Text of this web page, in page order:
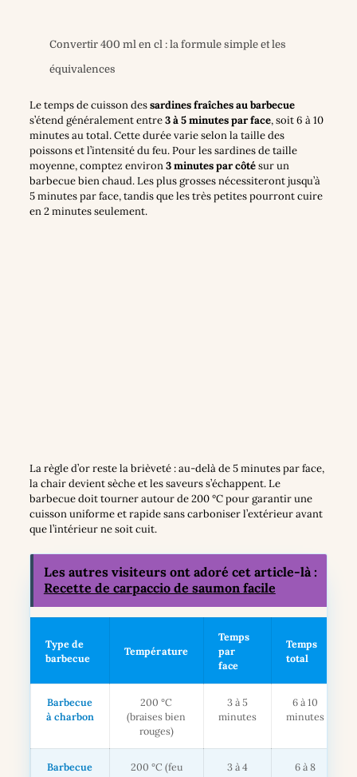
Convertir 400 ml en cl : la formule simple et les
équivalences
Le temps de cuisson dessardines fraîches au barbecue
s’étend généralement entre3 à 5 minutes par face, soit 6 à 10
minutes au total. Cette durée varie selon la taille des
poissons et l’intensité du feu. Pour les sardines de taille
moyenne, comptez environ3 minutes par côtésur un
barbecue bien chaud. Les plus grosses nécessiteront jusqu’à
5 minutes par face, tandis que les très petites pourront cuire
en 2 minutes seulement.
La règle d’or reste la brièveté : au-delà de 5 minutes par face,
la chair devient sèche et les saveurs s’échappent. Le
barbecue doit tourner autour de 200 °C pour garantir une
cuisson uniforme et rapide sans carboniser l’extérieur avant
que l’intérieur ne soit cuit.
Les autres visiteurs ont adoré cet article-là :
Recette de carpaccio de saumon facile
Type de
barbecue
Température
Temps
par
face
Temps
total
Barbecue
à charbon
200 °C
(braises bien
rouges)
3 à 5
minutes
6 à 10
minutes
Barbecue
200 °C (feu
3 à 4
6 à 8